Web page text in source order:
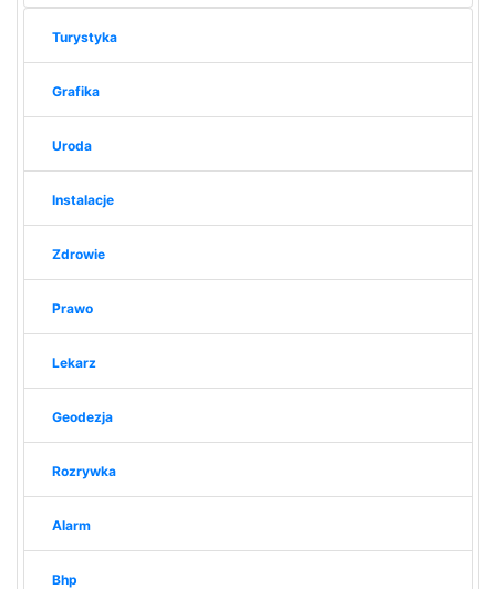
Turystyka
Grafika
Uroda
Instalacje
Zdrowie
Prawo
Lekarz
Geodezja
Rozrywka
Alarm
Bhp